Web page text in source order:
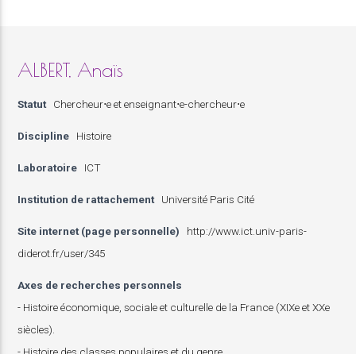
ALBERT, Anaïs
Statut Chercheur⋅e et enseignant⋅e-chercheur⋅e
Discipline Histoire
Laboratoire ICT
Institution de rattachement Université Paris Cité
Site internet (page personnelle)
http://www.ict.univ-paris-
diderot.fr/user/345
Axes de recherches personnels
- Histoire économique, sociale et culturelle de la France (XIXe et XXe
siècles).